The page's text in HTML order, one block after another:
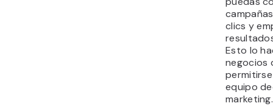
clics y
Esto lo
negocios
equipo
marketing.